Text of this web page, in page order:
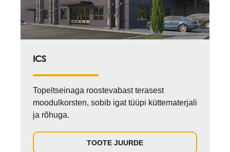
ICS
Topeltseinaga roostevabast terasest
moodulkorsten, sobib igat tüüpi küttematerjali
ja rõhuga.
TOOTE JUURDE